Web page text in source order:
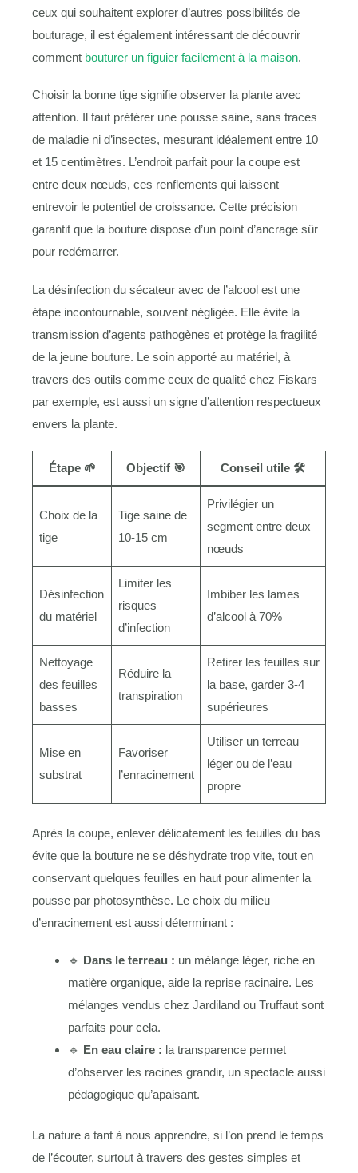
ceux qui souhaitent explorer d’autres possibilités de
bouturage, il est également intéressant de découvrir
comment bouturer un figuier facilement à la maison.
Choisir la bonne tige signifie observer la plante avec
attention. Il faut préférer une pousse saine, sans traces
de maladie ni d’insectes, mesurant idéalement entre 10
et 15 centimètres. L’endroit parfait pour la coupe est
entre deux nœuds, ces renflements qui laissent
entrevoir le potentiel de croissance. Cette précision
garantit que la bouture dispose d’un point d’ancrage sûr
pour redémarrer.
La désinfection du sécateur avec de l’alcool est une
étape incontournable, souvent négligée. Elle évite la
transmission d’agents pathogènes et protège la fragilité
de la jeune bouture. Le soin apporté au matériel, à
travers des outils comme ceux de qualité chez Fiskars
par exemple, est aussi un signe d’attention respectueux
envers la plante.
Étape 🌱 Objectif 🎯 Conseil utile 🛠️
Choix de la
tige
Tige saine de
10-15 cm
Privilégier un
segment entre deux
nœuds
Désinfection
du matériel
Limiter les
risques
d’infection
Imbiber les lames
d’alcool à 70%
Nettoyage
des feuilles
basses
Réduire la
transpiration
Retirer les feuilles sur
la base, garder 3-4
supérieures
Mise en
substrat
Favoriser
l’enracinement
Utiliser un terreau
léger ou de l’eau
propre
Après la coupe, enlever délicatement les feuilles du bas
évite que la bouture ne se déshydrate trop vite, tout en
conservant quelques feuilles en haut pour alimenter la
pousse par photosynthèse. Le choix du milieu
d’enracinement est aussi déterminant :
🔹 Dans le terreau : un mélange léger, riche en
matière organique, aide la reprise racinaire. Les
mélanges vendus chez Jardiland ou Truffaut sont
parfaits pour cela.
🔹 En eau claire : la transparence permet
d’observer les racines grandir, un spectacle aussi
pédagogique qu’apaisant.
La nature a tant à nous apprendre, si l’on prend le temps
de l’écouter, surtout à travers des gestes simples et